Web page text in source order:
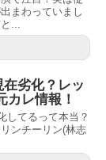
まわっていまし
...
劣化？レッ
カレ情報！
してるって本当？
ンチーリン(林志